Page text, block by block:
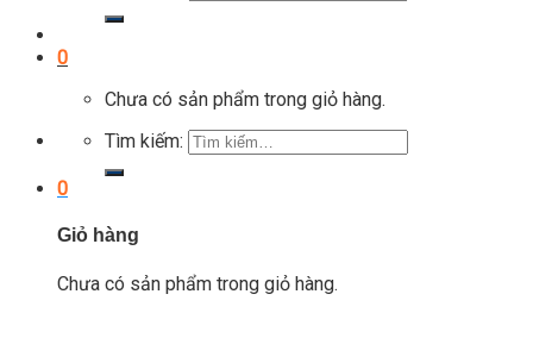
0
Chưa có sản phẩm trong giỏ hàng.
Tìm kiếm:
0
Giỏ hàng
Chưa có sản phẩm trong giỏ hàng.